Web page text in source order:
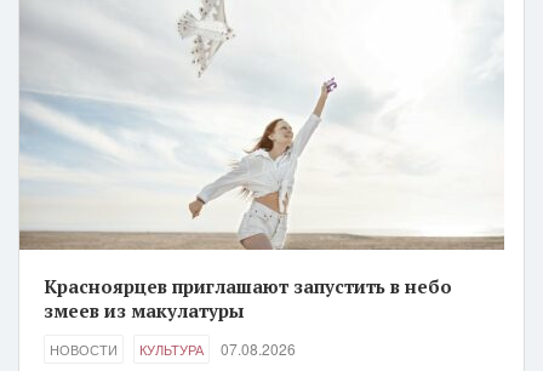
Красноярцев приглашают запустить в небо
змеев из макулатуры
НОВОСТИ КУЛЬТУРА 07.08.2026